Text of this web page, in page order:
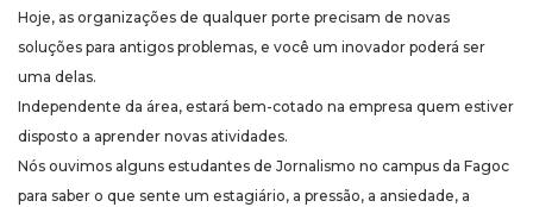
Hoje, as organizações de qualquer porte precisam de novas
soluções para antigos problemas, e você um inovador poderá ser
uma delas.
Independente da área, estará bem-cotado na empresa quem estiver
disposto a aprender novas atividades.
Nós ouvimos alguns estudantes de Jornalismo no campus da Fagoc
para saber o que sente um estagiário, a pressão, a ansiedade, a